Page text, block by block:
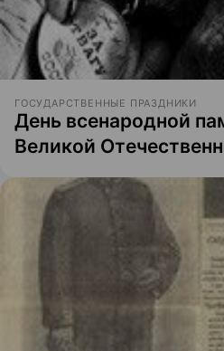
ГОСУДАРСТВЕННЫЕ ПРАЗДНИКИ
День всенародной
Великой